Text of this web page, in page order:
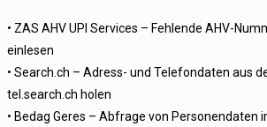
• ZAS AHV UPI Services – Fehlende AHV-
einlesen
• Search.ch – Adress- und Telefondaten aus
tel.search.ch holen
• Bedag Geres – Abfrage von Personendaten